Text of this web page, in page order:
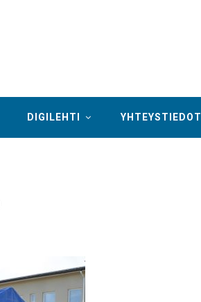
DIGILEHTI YHTEYSTIEDOT